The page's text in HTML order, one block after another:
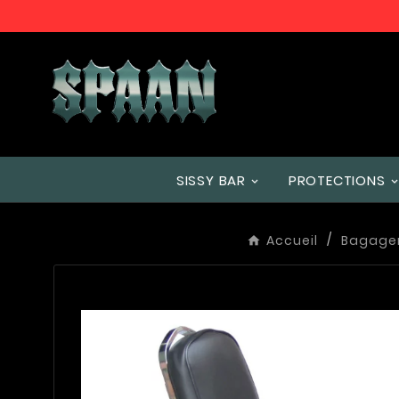
SISSY BAR PROTECTIONS
Accueil